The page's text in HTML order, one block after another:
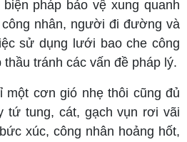
pháp bảo vệ xung quanh
nhân, người đi đường và
sử dụng lưới bao che công
tránh các vấn đề pháp lý.
một cơn gió nhẹ thôi cũng đủ
tứ tung, cát, gạch vụn rơi vãi
xúc, công nhân hoảng hốt,